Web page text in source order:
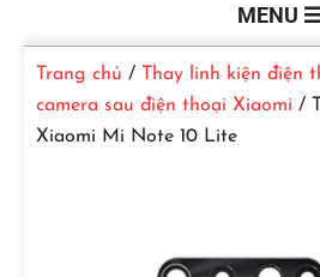
i
n
MENU
Trang chủ / Thay linh kiện điện
camera sau điện thoại Xiaomi /
Xiaomi Mi Note 10 Lite